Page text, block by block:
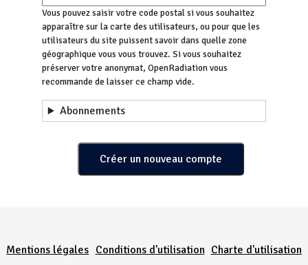
Vous pouvez saisir votre code postal si vous souhaitez
apparaître sur la carte des utilisateurs, ou pour que les
utilisateurs du site puissent savoir dans quelle zone
géographique vous vous trouvez. Si vous souhaitez
préserver votre anonymat, OpenRadiation vous
recommande de laisser ce champ vide.
Abonnements
Mentions légales Conditions d'utilisation Charte d'utilisation